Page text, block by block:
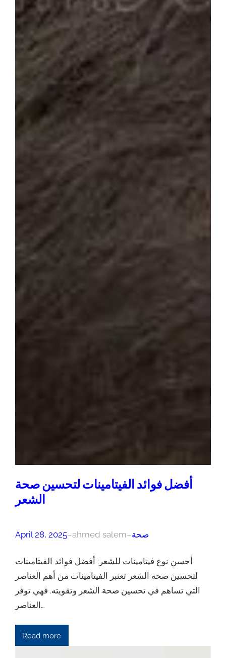
أفضل فوائد الفيتامينات لتحسين صحة
الشعر
April 28, 2025–ahmed salem–صحة
أحسن نوع فيتامينات للشعر: أفضل فوائد الفيتامينات
لتحسين صحة الشعر تعتبر الفيتامينات من أهم العناصر
التي تساهم في تحسين صحة الشعر وتقويته. فهي توفر
العناصر…
Read more